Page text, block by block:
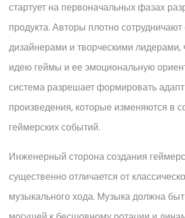
стартует на первоначальных фазах
продукта. Авторы плотно
дизайнерами и творческими лидерами,
идею геймы и ее эмоциональную
система разрешает формировать
произведения, которые изменяются в
геймерских событий.
Инженерный сторона создания
существенно отличается от
музыкального хода. Музыка должна